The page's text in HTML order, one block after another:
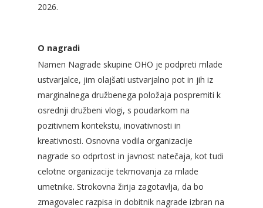
2026.
O nagradi
Namen Nagrade skupine OHO je podpreti mlade
ustvarjalce, jim olajšati ustvarjalno pot in jih iz
marginalnega družbenega položaja pospremiti k
osrednji družbeni vlogi, s poudarkom na
pozitivnem kontekstu, inovativnosti in
kreativnosti. Osnovna vodila organizacije
nagrade so odprtost in javnost natečaja, kot tudi
celotne organizacije tekmovanja za mlade
umetnike. Strokovna žirija zagotavlja, da bo
zmagovalec razpisa in dobitnik nagrade izbran na